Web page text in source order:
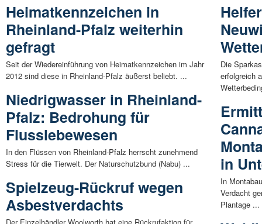
Heimatkennzeichen in
Rheinland-Pfalz weiterhin
gefragt
Seit der Wiedereinführung von Heimatkennzeichen im Jahr
2012 sind diese in Rheinland-Pfalz äußerst beliebt. ...
Niedrigwasser in Rheinland-
Pfalz: Bedrohung für
Flusslebewesen
In den Flüssen von Rheinland-Pfalz herrscht zunehmend
Stress für die Tierwelt. Der Naturschutzbund (Nabu) ...
Spielzeug-Rückruf wegen
Asbestverdachts
Die
erfolgreich
in
In
Verdacht
Plantage ...